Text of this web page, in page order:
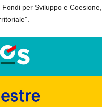
per Sviluppo e Coesione,